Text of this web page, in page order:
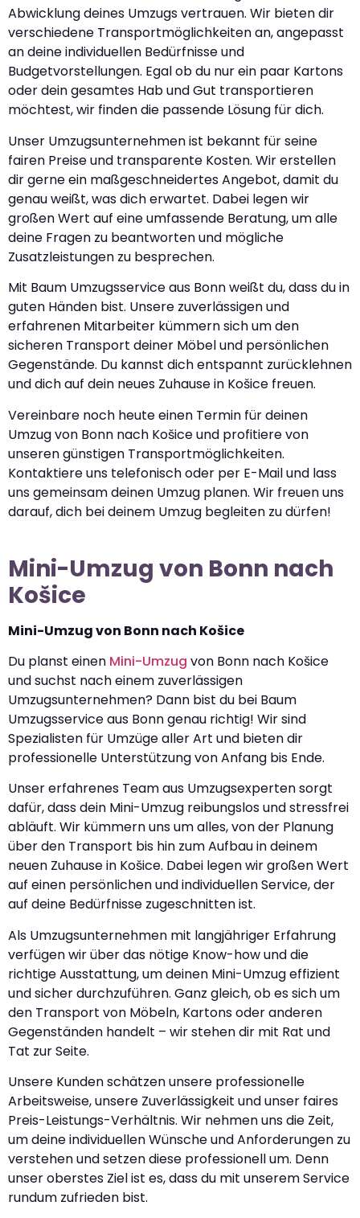
Abwicklung deines Umzugs vertrauen. Wir bieten dir
verschiedene Transportmöglichkeiten an, angepasst
an deine individuellen Bedürfnisse und
Budgetvorstellungen. Egal ob du nur ein paar Kartons
oder dein gesamtes Hab und Gut transportieren
möchtest, wir finden die passende Lösung für dich.
Unser Umzugsunternehmen ist bekannt für seine
fairen Preise und transparente Kosten. Wir erstellen
dir gerne ein maßgeschneidertes Angebot, damit du
genau weißt, was dich erwartet. Dabei legen wir
großen Wert auf eine umfassende Beratung, um alle
deine Fragen zu beantworten und mögliche
Zusatzleistungen zu besprechen.
Mit Baum Umzugsservice aus Bonn weißt du, dass du in
guten Händen bist. Unsere zuverlässigen und
erfahrenen Mitarbeiter kümmern sich um den
sicheren Transport deiner Möbel und persönlichen
Gegenstände. Du kannst dich entspannt zurücklehnen
und dich auf dein neues Zuhause in Košice freuen.
Vereinbare noch heute einen Termin für deinen
Umzug von Bonn nach Košice und profitiere von
unseren günstigen Transportmöglichkeiten.
Kontaktiere uns telefonisch oder per E-Mail und lass
uns gemeinsam deinen Umzug planen. Wir freuen uns
darauf, dich bei deinem Umzug begleiten zu dürfen!
Mini-Umzug von Bonn nach
Košice
Mini-Umzug von Bonn nach Košice
Du planst einen Mini-Umzug von Bonn nach Košice
und suchst nach einem zuverlässigen
Umzugsunternehmen? Dann bist du bei Baum
Umzugsservice aus Bonn genau richtig! Wir sind
Spezialisten für Umzüge aller Art und bieten dir
professionelle Unterstützung von Anfang bis Ende.
Unser erfahrenes Team aus Umzugsexperten sorgt
dafür, dass dein Mini-Umzug reibungslos und stressfrei
abläuft. Wir kümmern uns um alles, von der Planung
über den Transport bis hin zum Aufbau in deinem
neuen Zuhause in Košice. Dabei legen wir großen Wert
auf einen persönlichen und individuellen Service, der
auf deine Bedürfnisse zugeschnitten ist.
Als Umzugsunternehmen mit langjähriger Erfahrung
verfügen wir über das nötige Know-how und die
richtige Ausstattung, um deinen Mini-Umzug effizient
und sicher durchzuführen. Ganz gleich, ob es sich um
den Transport von Möbeln, Kartons oder anderen
Gegenständen handelt – wir stehen dir mit Rat und
Tat zur Seite.
Unsere Kunden schätzen unsere professionelle
Arbeitsweise, unsere Zuverlässigkeit und unser faires
Preis-Leistungs-Verhältnis. Wir nehmen uns die Zeit,
um deine individuellen Wünsche und Anforderungen zu
verstehen und setzen diese professionell um. Denn
unser oberstes Ziel ist es, dass du mit unserem Service
rundum zufrieden bist.